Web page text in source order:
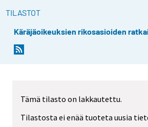
TILASTOT
Käräjäoikeuksien rikosasioiden
Tämä tilasto on lakkautettu.
Tilastosta ei enää tuoteta uusia